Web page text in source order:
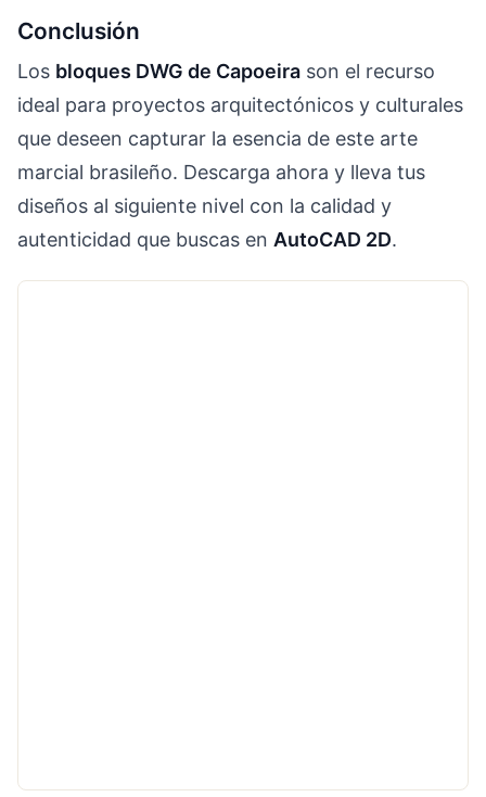
Conclusión
Los bloques DWG de Capoeira son el recurso
ideal para proyectos arquitectónicos y culturales
que deseen capturar la esencia de este arte
marcial brasileño. Descarga ahora y lleva tus
diseños al siguiente nivel con la calidad y
autenticidad que buscas en AutoCAD 2D.